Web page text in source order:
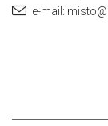
e-mail: